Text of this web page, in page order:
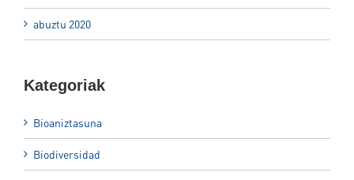
abuztu 2020
Kategoriak
Bioaniztasuna
Biodiversidad